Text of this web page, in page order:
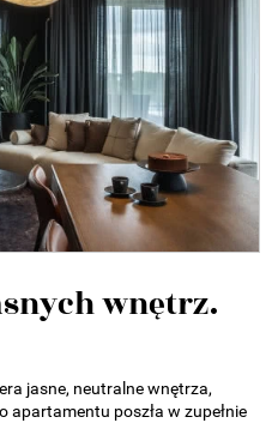
wnętrz.
jasne, neutralne wnętrza,
apartamentu poszła w zupełnie